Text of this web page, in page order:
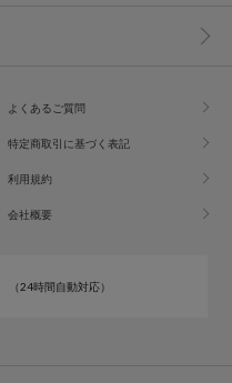
よくあるご質問
特定商取引に基づく表記
利用規約
会社概要
（24時間自動対応）